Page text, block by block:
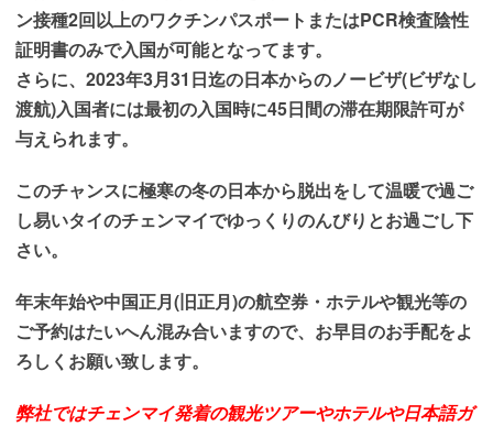
ン接種2回以上のワクチンパスポートまたはPCR検査陰性
証明書のみで入国が可能となってます。
さらに、2023年3月31日迄の日本からのノービザ(ビザなし
渡航)入国者には最初の入国時に45日間の滞在期限許可が
与えられます。
このチャンスに極寒の冬の日本から脱出をして温暖で過ご
し易いタイのチェンマイでゆっくりのんびりとお過ごし下
さい。
年末年始や中国正月(旧正月)の航空券・ホテルや観光等の
ご予約はたいへん混み合いますので、お早目のお手配をよ
ろしくお願い致します。
弊社ではチェンマイ発着の観光ツアーやホテルや日本語ガ